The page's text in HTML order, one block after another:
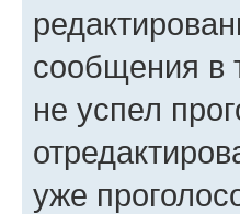
сообщения в
не успел
уже